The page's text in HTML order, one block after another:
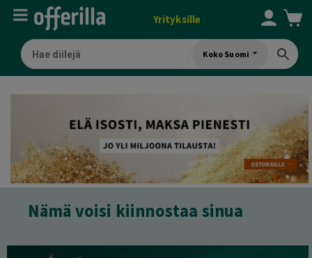
Yrityksille
Koko Suomi
Nämä voisi kiinnostaa sinua